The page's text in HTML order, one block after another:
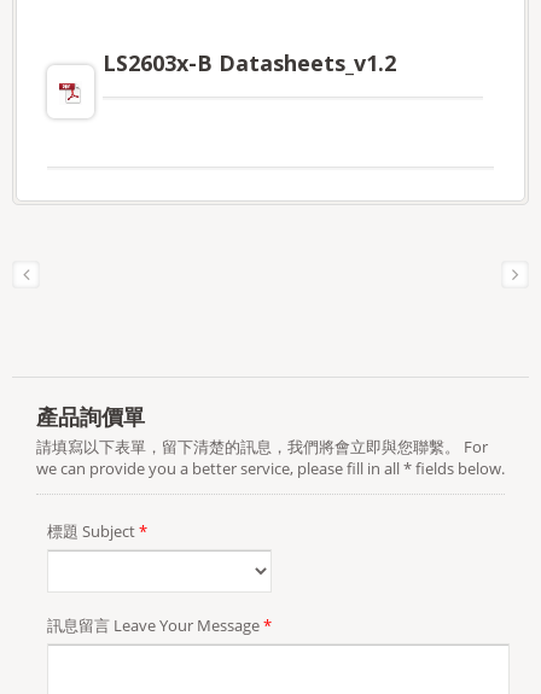
LS2603x-B Datasheets_v1.2